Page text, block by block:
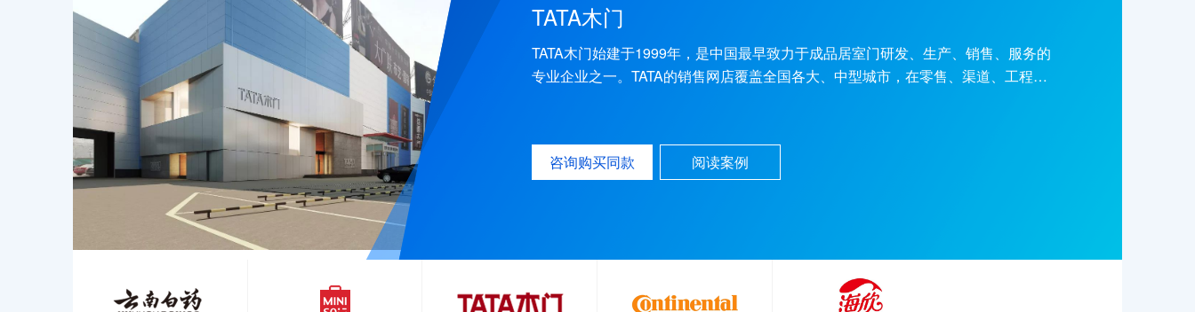
TATA木门
TATA木门始建于1999年，是中国最早致力于成品居室门研发、生产、销售、服务的
专业企业之一。TATA的销售网店覆盖全国各大、中型城市，在零售、渠道、工程项
费者公认的木门行业可信赖品牌之一
咨询购买同款
阅读案例